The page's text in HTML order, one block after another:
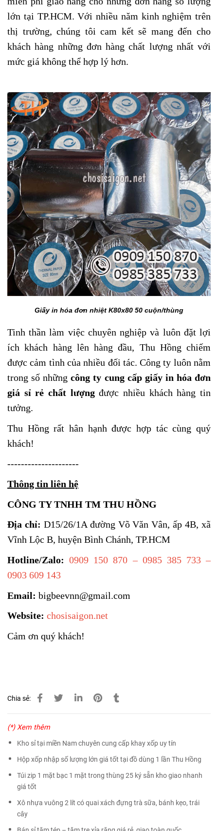
lớn tại TP.HCM. Với nhiều năm kinh nghiệm trên
thị trường, chúng tôi cam kết sẽ mang đến cho
khách hàng những đơn hàng chất lượng nhất với
mức giá không thể hợp lý hơn.
Giấy in hóa đơn nhiệt K80x80 50 cuộn/thùng
Tinh thần làm việc chuyên nghiệp và luôn đặt lợi
ích khách hàng lên hàng đầu, Thu Hồng chiếm
được cảm tình của nhiều đối tác. Công ty luôn nằm
trong số nhữngcông ty cung cấp giấy in hóa đơn
giá sỉ rẻ chất lượngđược nhiều khách hàng tin
tưởng.
Thu Hồng rất hân hạnh được hợp tác cùng quý
khách!
---------------------
Thông tin liên hệ
CÔNG TY TNHH TM THU HỒNG
Địa chỉ: D15/26/1A đường Võ Văn Vân, ấp 4B, xã
Vĩnh Lộc B, huyện Bình Chánh, TP.HCM
Hotline/Zalo: 0909 150 870 – 0985 385 733 –
0903 609 143
Email: bigbeevnn@gmail.com
Website: chosisaigon.net
Cảm ơn quý khách!
Chia sẻ:
(*) Xem thêm
Kho sỉ tại miền Nam chuyên cung cấp khay xốp uy tín
Hộp xốp nhập số lượng lớn giá tốt tại đồ dùng 1 lần Thu Hồng
Túi zip 1 mặt bạc 1 mặt trong thùng 25 ký sẵn kho giao nhanh
giá tốt
Xô nhựa vuông 2 lít có quai xách đựng trà sữa, bánh kẹo, trái
cây